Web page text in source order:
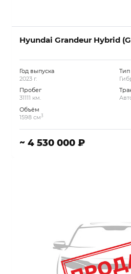
Hyundai Grandeur Hybrid
Год выпуска
2023 г.
Пробег
31111 км.
Объём
1598 см3
Тип
~ 4 530 000 ₽